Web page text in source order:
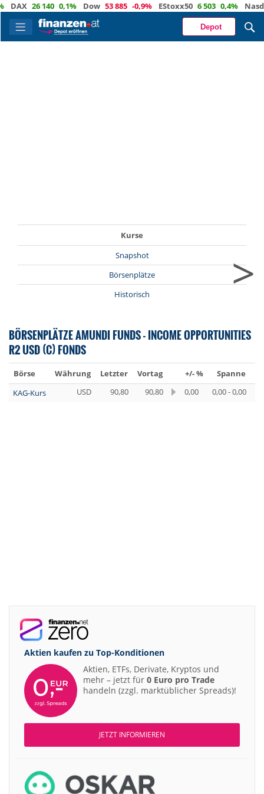
DAX 26 140 0,1% Dow 53 885 -0,9% EStoxx50 6 503 0,4%
Depot
Kurse
Snapshot
Börsenplätze
Historisch
>
BÖRSENPLÄTZE AMUNDI FUNDS - INCOME OPPORTUNITIES
R2 USD (C) FONDS
Börse Währung Letzter Vortag +/- % Spanne
KAG-Kurs
USD 90,80 90,80 0,00 0,00 - 0,00
Aktien kaufen zu Top-Konditionen
Aktien, ETFs, Derivate, Kryptos und
mehr – jetzt für 0 Euro pro Trade
handeln (zzgl. marktüblicher Spreads)!
JETZT INFORMIEREN